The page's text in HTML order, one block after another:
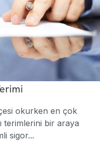
okurken en çok
terimlerini bir araya
sigor...